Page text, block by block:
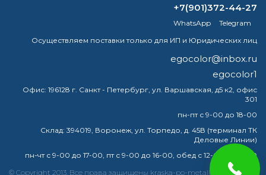
Нужен ли для акрила разбавитель?
краска эмаль купить грунт металла
+7(901)372-44-27
WhatsApp
Telegram
Осуществляем поставки только для ИП и Юридических лиц
egocolor@inbox.ru
egocolor1
Офис: 196128 г. Санкт - Петербург, ул. Варшавская, д5 к2, офис
301
пн-пт с 9-00 до 18-00
Склад: 394019, Воронеж, ул. Торпедо, д. 45В (терминал ТК
Деловые Линии)
пн-чт с 9-00 до 17-00, пт с 9-00 до 16-00, обед с 12-00 до 13-00
© Copyright 2013. Все права защищены kraska-po-metallu-voronej.ru